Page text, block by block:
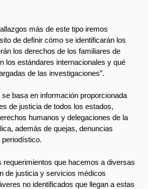
más de este tipo iremos
de definir cómo se identificarán los
los derechos de los familiares de
los estándares internacionales y qué
de las investigaciones”.
basa en información proporcionada
de justicia de todos los estados,
humanos y delegaciones de la
además de quejas, denuncias
requerimientos que hacemos a diversas
de justicia y servicios médicos
no identificados que llegan a estas